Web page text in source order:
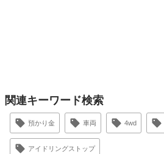
関連キーワード検索
預かり金 車両 4wd
アイドリングストップ